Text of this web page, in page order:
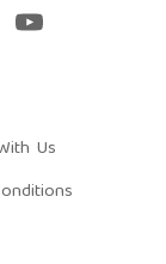
Us